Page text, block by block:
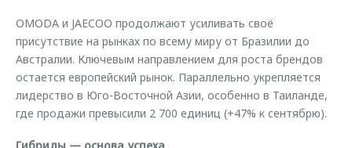
OMODA и JAECOO продолжают усиливать своё
присутствие на рынках по всему миру от Бразилии до
Австралии. Ключевым направлением для роста брендов
остается европейский рынок. Параллельно укрепляется
лидерство в Юго-Восточной Азии, особенно в Таиланде,
где продажи превысили 2 700 единиц (+47% к сентябрю).